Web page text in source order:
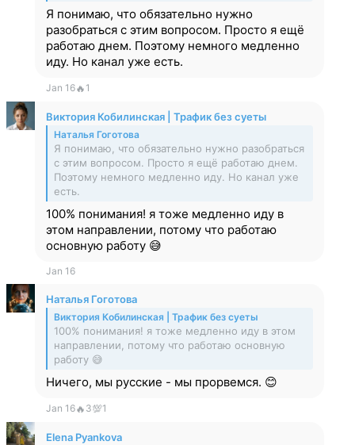
Я понимаю, что обязательно нужно
разобраться с этим вопросом. Просто я ещё
работаю днем. Поэтому немного медленно
иду. Но канал уже есть.
Jan 16🔥 1
Виктория Кобилинская | Трафик без суеты
Наталья Гоготова
Я понимаю, что обязательно нужно разобраться
с этим вопросом. Просто я ещё работаю днем.
Поэтому немного медленно иду. Но канал уже
есть.
100% понимания! я тоже медленно иду в
этом направлении, потому что работаю
основную работу 😅
Jan 16
Наталья Гоготова
Виктория Кобилинская | Трафик без суеты
100% понимания! я тоже медленно иду в этом
направлении, потому что работаю основную
работу 😅
Ничего, мы русские - мы прорвемся. 😊
Jan 16🔥 3💯1
Elena Pyankova